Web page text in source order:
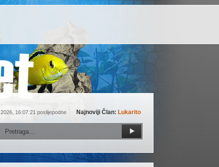
16:07:21 poslijepodne Najnoviji Član: Lukarito